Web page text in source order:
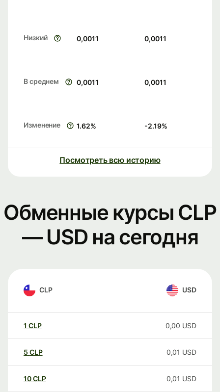
Низкий 0,0011 0,0011
В среднем 0,0011 0,0011
Изменение 1.62% -2.19%
Посмотреть всю историю
Обменные курсы CLP
— USD на сегодня
CLP USD
1 CLP 0,00 USD
5 CLP 0,01 USD
10CLP 0,01 USD